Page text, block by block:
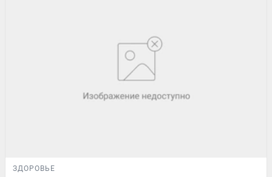
ЗДОРОВЬЕ